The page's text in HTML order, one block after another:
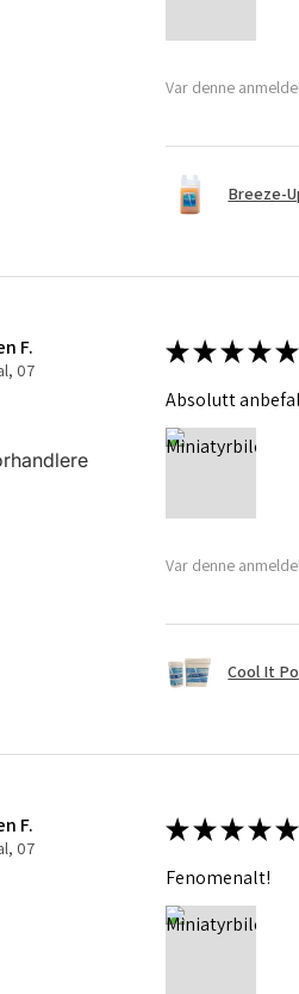
Var denne
Breeze-
F.
07
★★★★★
Absolutt
Var denne
Cool It
F.
07
★★★★★
Fenomenalt!